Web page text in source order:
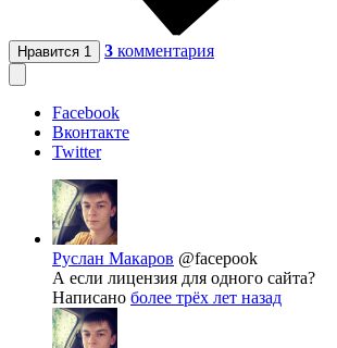
Нравится 1 3 комментария
Facebook
Вконтакте
Twitter
Руслан Макаров @facepook
А если лицензия для одного сайта?
Написано более трёх лет назад